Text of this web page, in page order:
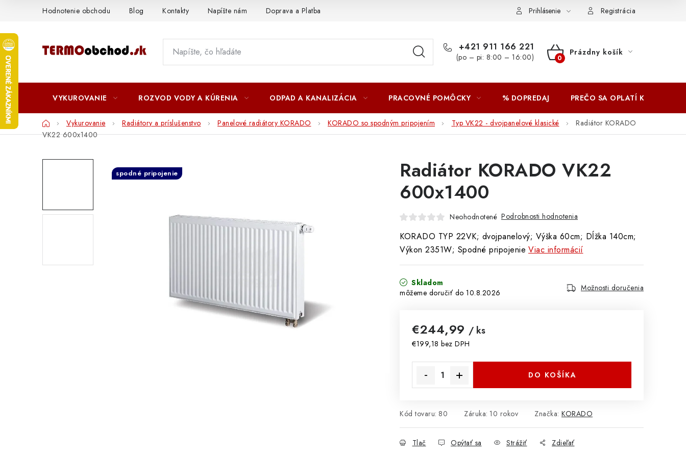
Hodnotenie obchodu Blog Kontakty Napíšte nám Doprava a Platba Prihlásenie Registrácia
+421 911 166 221
(po – pi: 8:00 – 16:00)
NÁKUPNÝ
Prázdny košík
VYKUROVANIE ROZVOD VODY A KÚRENIA ODPAD A KANALIZÁCIA PRACOVNÉ POMÔCKY % DOPREDAJ PREČO SA OPLATÍ KUPOVAŤ
DomovVykurovanie Radiátory a príslušenstvo Panelové radiátory KORADO KORADO so spodným pripojením Typ VK22 - dvojpanelové klasické
Radiátor KORADO
VK22 600x1400
Radiátor KORADO VK22
600x1400
Neohodnotené Podrobnosti hodnotenia
KORADO TYP 22VK; dvojpanelový; Výška 60cm; Dĺžka 140cm;
Výkon 2351W; Spodné pripojenie Viac informácií
Skladom
10.8.2026
Možnosti doručenia
€244,99 / ks
€199,18 bez DPH
DO KOŠÍKA
Kód tovaru: 80 Záruka: 10 rokov Značka: KORADO
Tlač Opýtať sa Strážiť Zdieľať
spodné pripojenie